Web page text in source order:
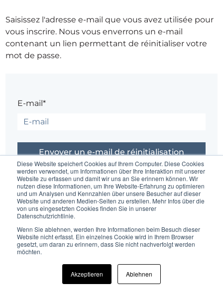
Diese Website speichert Cookies auf Ihrem Computer. Diese Cookies
werden verwendet, um Informationen über Ihre Interaktion mit unserer
Website zu erfassen und damit wir uns an Sie erinnern können. Wir
nutzen diese Informationen, um Ihre Website-Erfahrung zu optimieren
und um Analysen und Kennzahlen über unsere Besucher auf dieser
Website und anderen Medien-Seiten zu erstellen. Mehr Infos über die
von uns eingesetzten Cookies finden Sie in unserer
Datenschutzrichtlinie.
Wenn Sie ablehnen, werden Ihre Informationen beim Besuch dieser
Website nicht erfasst. Ein einzelnes Cookie wird in Ihrem Browser
gesetzt, um daran zu erinnern, dass Sie nicht nachverfolgt werden
möchten.
Akzeptieren Ablehnen
Saisissez l'adresse e-mail que vous avez utilisée pour
vous inscrire. Nous vous enverrons un e-mail
contenant un lien permettant de réinitialiser votre
mot de passe.
E-mail*
Vous l'avez reçu ?Se connecter
Un problème ?Contacter l'administrateur du site